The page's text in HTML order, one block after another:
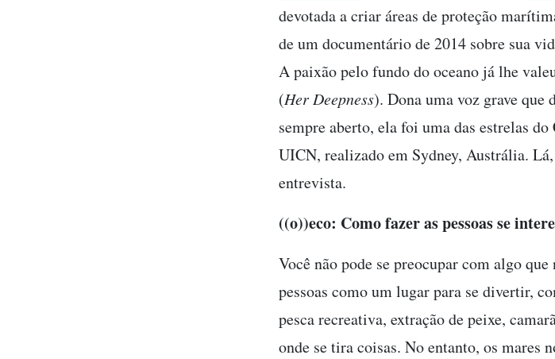
devotada a criar áreas de proteção
de um documentário de 2014 sobre sua
A paixão pelo fundo do oceano já lhe
(Her Deepness). Dona uma voz grave que
sempre aberto, ela foi uma das estrelas
UICN, realizado em Sydney, Austrália.
entrevista.
((o))eco: Como fazer as pessoas se
Você não pode se preocupar com algo
pessoas como um lugar para se divertir,
pesca recreativa, extração de peixe,
onde se tira coisas. No entanto, os mares